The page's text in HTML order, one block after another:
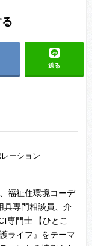
送る
ーション
福祉住環境コーデ
具専門相談員、介
専門士 【ひとこ
ライフ』をテーマ